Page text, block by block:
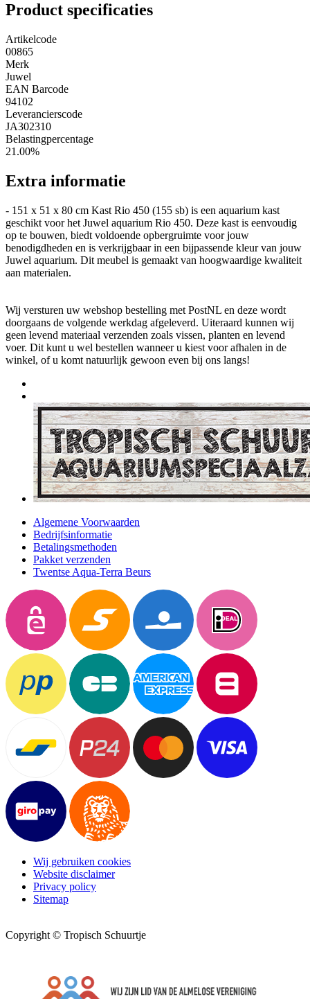
Product specificaties
Artikelcode
00865
Merk
Juwel
EAN Barcode
94102
Leverancierscode
JA302310
Belastingpercentage
21.00%
Extra informatie
- 151 x 51 x 80 cm Kast Rio 450 (155 sb) is een aquarium kast
geschikt voor het Juwel aquarium Rio 450. Deze kast is eenvoudig
op te bouwen, biedt voldoende opbergruimte voor jouw
benodigdheden en is verkrijgbaar in een bijpassende kleur van jouw
Juwel aquarium. Dit meubel is gemaakt van hoogwaardige kwaliteit
aan materialen.
Wij versturen uw webshop bestelling met PostNL en deze wordt
doorgaans de volgende werkdag afgeleverd. Uiteraard kunnen wij
geen levend materiaal verzenden zoals vissen, planten en levend
voer. Dit kunt u wel bestellen wanneer u kiest voor afhalen in de
winkel, of u komt natuurlijk gewoon even bij ons langs!
Algemene Voorwaarden
Bedrijfsinformatie
Betalingsmethoden
Pakket verzenden
Twentse Aqua-Terra Beurs
Wij gebruiken cookies
Website disclaimer
Privacy policy
Sitemap
Copyright © Tropisch Schuurtje